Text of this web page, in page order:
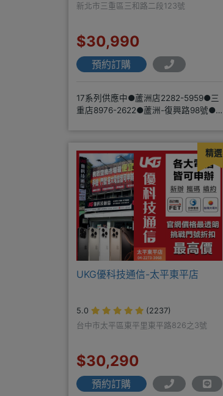
新北市三重區三和路二段123號
$30,990
預約訂購
17系列供應中●蘆洲店2282-5959●三
重店8976-2622●蘆洲-復興路98號●
精選
UKG優科技通信-太平東平店
5.0
(2237)
台中市太平區東平里東平路826之3號
$30,290
預約訂購